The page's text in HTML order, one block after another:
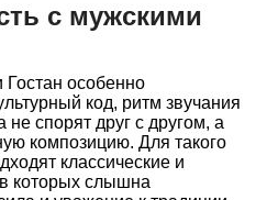
с мужскими
особенно
код, ритм звучания
не спорят друг с другом, а
композицию. Для такого
классические и
которых слышна